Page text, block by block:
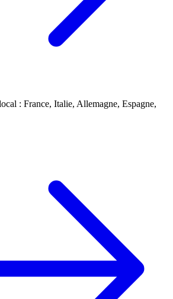
: France, Italie, Allemagne, Espagne,